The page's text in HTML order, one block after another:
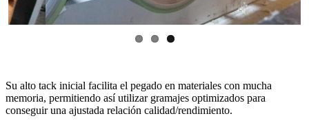
Su alto tack inicial facilita el pegado en materiales con mucha
memoria, permitiendo así utilizar gramajes optimizados para
conseguir una ajustada relación calidad/rendimiento.